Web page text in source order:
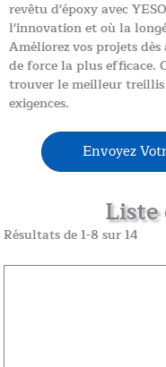
revêtu d'époxy avec
l'innovation et où la
Améliorez vos projets
de force la plus efficace.
trouver le meilleur
exigences.
Envoyez
Liste
Résultats de 1-8 sur 14